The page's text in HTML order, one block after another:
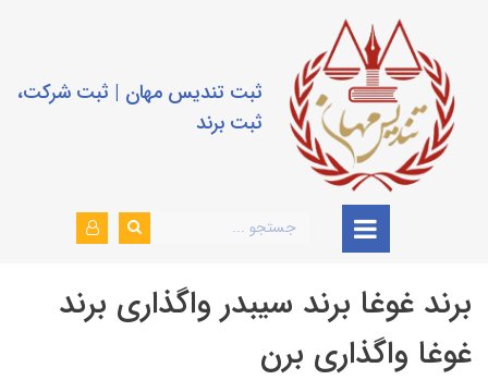
ثبت تندیس مهان | ثبت شرکت،
ثبت برند
برند غوغا برند سیبدر واگذاری برند
غوغا واگذاری برن